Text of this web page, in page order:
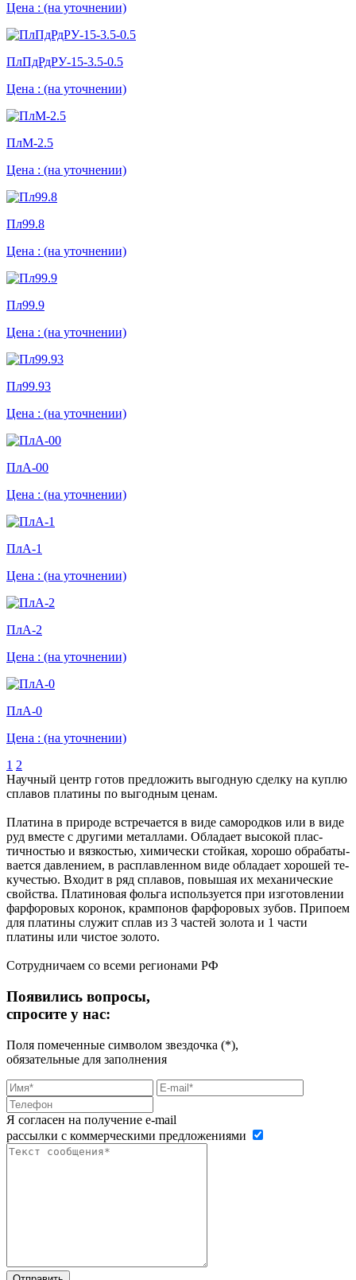
Цена : (на уточнении)
ПлПдРдРУ-15-3.5-0.5
Цена : (на уточнении)
ПлМ-2.5
Цена : (на уточнении)
Пл99.8
Цена : (на уточнении)
Пл99.9
Цена : (на уточнении)
Пл99.93
Цена : (на уточнении)
ПлА-00
Цена : (на уточнении)
ПлА-1
Цена : (на уточнении)
ПлА-2
Цена : (на уточнении)
ПлА-0
Цена : (на уточнении)
1 2
Научный центр готов предложить выгодную сделку на куплю
сплавов платины по выгодным ценам.
Платина в природе встречается в виде самородков или в виде
руд вместе с другими металлами. Обладает высокой плас­
тичностью и вязкостью, химически стойкая, хорошо обрабаты­
вается давлением, в расплавленном виде обладает хорошей те­
кучестью. Входит в ряд сплавов, повышая их механические
свой­ства. Платиновая фольга используется при изготовлении
фар­форовых коронок, крампонов фарфоровых зубов. Припоем
для платины служит сплав из 3 частей золота и 1 части
платины или чистое золото.
Сотрудничаем со всеми регионами РФ
Появились вопросы,
спросите у нас:
Поля помеченные символом звездочка (*),
обязательные для заполнения
Я согласен на получение e-mail
рассылки с коммерческими предложениями